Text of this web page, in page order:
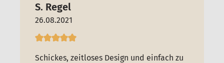
S. Regel
26.08.2021
Schickes, zeitloses Design und einfach zu